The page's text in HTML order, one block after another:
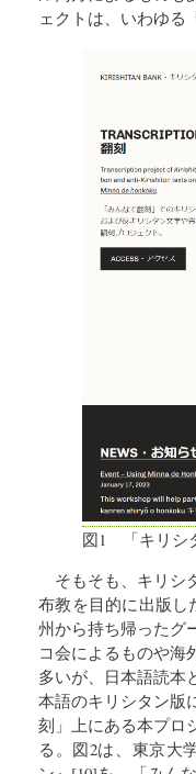
ェクトは、いわゆる
図1 「キリシ
そもそも、キリシ
布教を目的に出版し
州から持ち帰ったグ
コ会によるものや海
多いが、日本語読本
本語のキリシタン版
刻」上にある本プロ
る。図2は、東京大